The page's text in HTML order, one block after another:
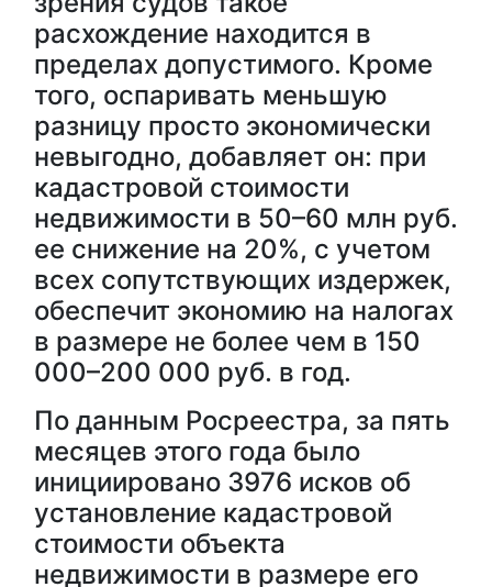
расхождение находится в
пределах допустимого. Кроме
того, оспаривать меньшую
разницу просто экономически
невыгодно, добавляет он: при
кадастровой стоимости
недвижимости в 50–60 млн руб.
ее снижение на 20%, с учетом
всех сопутствующих издержек,
обеспечит экономию на налогах
в размере не более чем в 150
000–200 000 руб. в год.
По данным Росреестра, за пять
месяцев этого года было
инициировано 3976 исков об
установление кадастровой
стоимости объекта
недвижимости в размере его